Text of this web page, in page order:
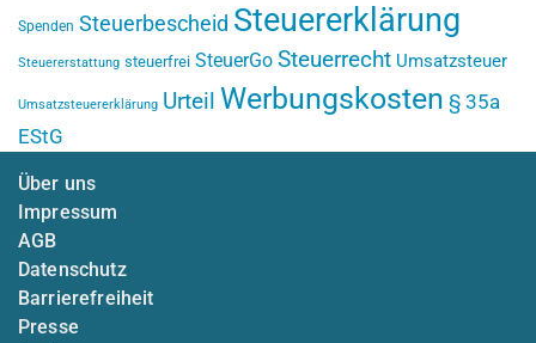
Spenden Steuerbescheid Steuererklärung
Steuererstattung steuerfrei SteuerGo Steuerrecht Umsatzsteuer
Umsatzsteuererklärung Urteil Werbungskosten § 35a
EStG
Über uns
Impressum
AGB
Datenschutz
Barrierefreiheit
Presse